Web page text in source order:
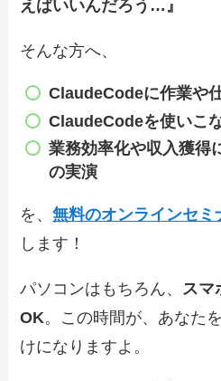
えばいいんだろう…』
そんな方へ、
ClaudeCodeに作業や
ClaudeCodeを使いこ
業務効率化や収入獲得
の実演
を、無料のオンラインセミ
します！
パソコンはもちろん、 スマ
OK。この時間が、あなた
けになりますよ。